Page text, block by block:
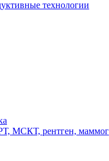
технологии
МСКТ, рентген,